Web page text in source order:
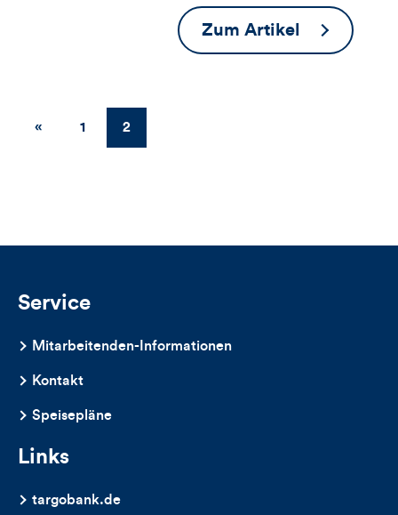
Likes
und
Zum Artikel
Ein
Tag
«Zurück
1 2
Service
Mitarbeitenden-Informationen
Kontakt
Speisepläne
Links
targobank.de